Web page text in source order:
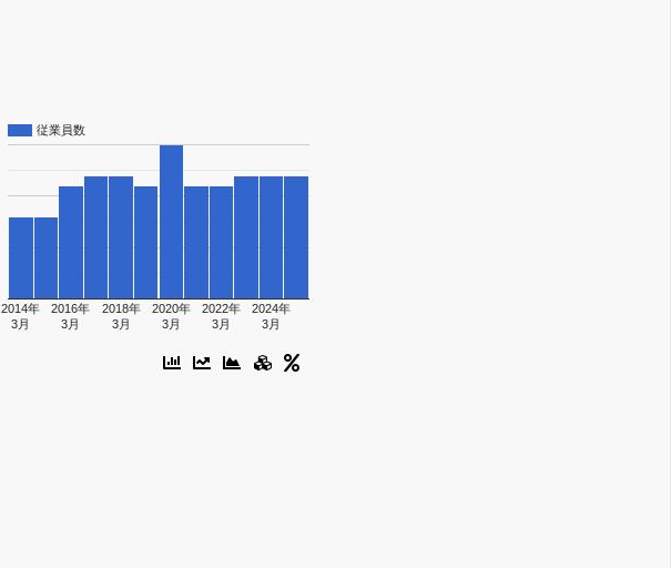
従業員数
2014年
3月
2016年
3月
2018年
3月
2020年
3月
2022年
3月
2024年
3月